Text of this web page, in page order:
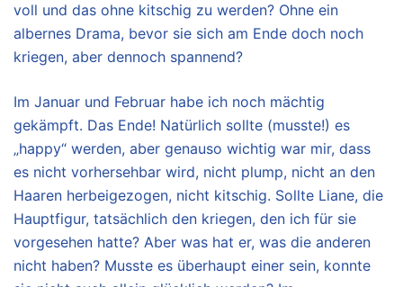
voll und das ohne kitschig zu werden? Ohne ein
albernes Drama, bevor sie sich am Ende doch noch
kriegen, aber dennoch spannend?
Im Januar und Februar habe ich noch mächtig
gekämpft. Das Ende! Natürlich sollte (musste!) es
„happy“ werden, aber genauso wichtig war mir, dass
es nicht vorhersehbar wird, nicht plump, nicht an den
Haaren herbeigezogen, nicht kitschig. Sollte Liane, die
Hauptfigur, tatsächlich den kriegen, den ich für sie
vorgesehen hatte? Aber was hat er, was die anderen
nicht haben? Musste es überhaupt einer sein, konnte